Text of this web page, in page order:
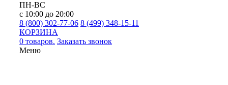
ПН-ВС
с 10:00 до 20:00
8 (800) 302-77-06 8 (499) 348-15-11
КОРЗИНА
0 товаров. Заказать звонок
Меню